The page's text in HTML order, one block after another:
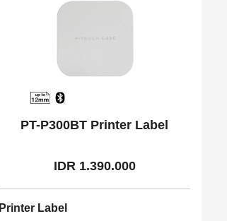
PT-P300BT Printer Label
IDR 1.390.000
Printer Label